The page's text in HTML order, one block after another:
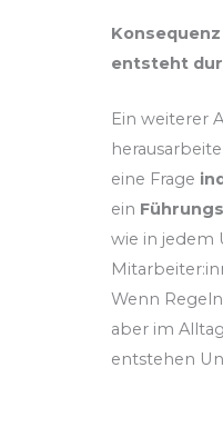
entsteht
Ein weiterer
eine Frage
ein
wie in jedem
Wenn
aber im
entstehen